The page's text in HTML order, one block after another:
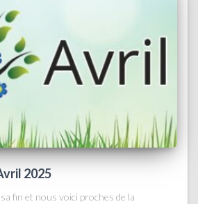
2025
fin et nous voici proches de la